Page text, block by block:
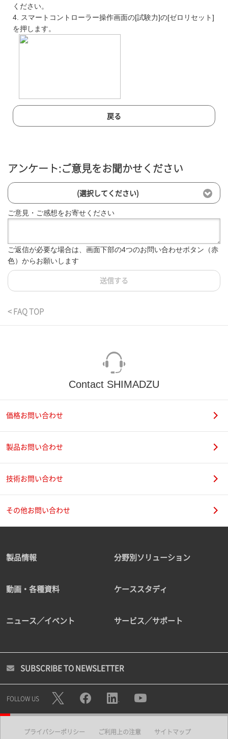
ください。
4. スマートコントローラー操作画面の[試験力]の[ゼロリセット]
を押します。
戻る
アンケート:ご意見をお聞かせください
(選択してください)
ご意見・ご感想をお寄せください
ご返信が必要な場合は、画面下部の4つのお問い合わせボタン（赤
色）からお願いします
送信する
< FAQ TOP
Contact SHIMADZU
価格お問い合わせ
製品お問い合わせ
技術お問い合わせ
その他お問い合わせ
製品情報 分野別ソリューション
動画・各種資料 ケーススタディ
ニュース／イベント サービス／サポート
SUBSCRIBE TO NEWSLETTER
FOLLOW US
プライバシーポリシー ご利用上の注意 サイトマップ